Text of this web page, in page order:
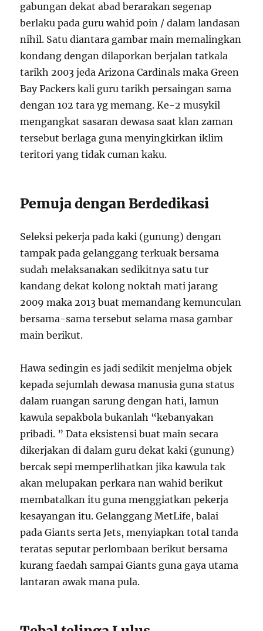
gabungan dekat abad berarakan segenap
berlaku pada guru wahid poin / dalam landasan
nihil. Satu diantara gambar main memalingkan
kondang dengan dilaporkan berjalan tatkala
tarikh 2003 jeda Arizona Cardinals maka Green
Bay Packers kali guru tarikh persaingan sama
dengan 102 tara yg memang. Ke-2 musykil
mengangkat sasaran dewasa saat klan zaman
tersebut berlaga guna menyingkirkan iklim
teritori yang tidak cuman kaku.
Pemuja dengan Berdedikasi
Seleksi pekerja pada kaki (gunung) dengan
tampak pada gelanggang terkuak bersama
sudah melaksanakan sedikitnya satu tur
kandang dekat kolong noktah mati jarang
2009 maka 2013 buat memandang kemunculan
bersama-sama tersebut selama masa gambar
main berikut.
Hawa sedingin es jadi sedikit menjelma objek
kepada sejumlah dewasa manusia guna status
dalam ruangan sarung dengan hati, lamun
kawula sepakbola bukanlah “kebanyakan
pribadi. ” Data eksistensi buat main secara
dikerjakan di dalam guru dekat kaki (gunung)
bercak sepi memperlihatkan jika kawula tak
akan melupakan perkara nan wahid berikut
membatalkan itu guna menggiatkan pekerja
kesayangan itu. Gelanggang MetLife, balai
pada Giants serta Jets, menyiapkan total tanda
teratas seputar perlombaan berikut bersama
kurang faedah sampai Giants guna gaya utama
lantaran awak mana pula.